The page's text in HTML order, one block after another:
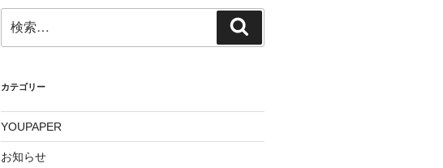
索:
索
カテゴリー
YOUPAPER
お知らせ